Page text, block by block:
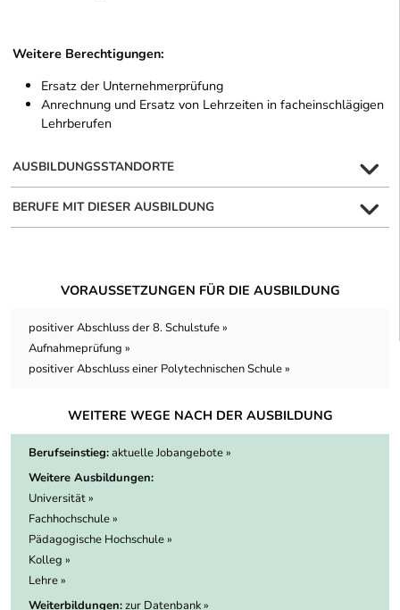
Weitere Berechtigungen:
Ersatz der Unternehmerprüfung
Anrechnung und Ersatz von Lehrzeiten in facheinschlägigen
Lehrberufen
AUSBILDUNGSSTANDORTE
BERUFE MIT DIESER AUSBILDUNG
VORAUSSETZUNGEN FÜR DIE AUSBILDUNG
positiver Abschluss der 8. Schulstufe »
Aufnahmeprüfung »
positiver Abschluss einer Polytechnischen Schule »
WEITERE WEGE NACH DER AUSBILDUNG
Berufseinstieg:aktuelle Jobangebote »
Weitere Ausbildungen:
Universität »
Fachhochschule »
Pädagogische Hochschule »
Kolleg »
Lehre »
Weiterbildungen:zur Datenbank »